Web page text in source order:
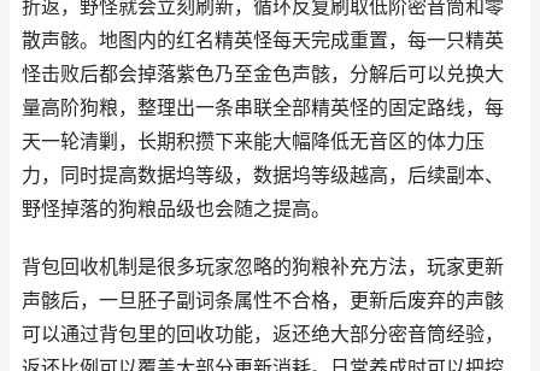
折返，野怪就会立刻刷新，循环反复刷取低阶密音筒和零
散声骸。地图内的红名精英怪每天完成重置，每一只精英
怪击败后都会掉落紫色乃至金色声骸，分解后可以兑换大
量高阶狗粮，整理出一条串联全部精英怪的固定路线，每
天一轮清剿，长期积攒下来能大幅降低无音区的体力压
力，同时提高数据坞等级，数据坞等级越高，后续副本、
野怪掉落的狗粮品级也会随之提高。
背包回收机制是很多玩家忽略的狗粮补充方法，玩家更新
声骸后，一旦胚子副词条属性不合格，更新后废弃的声骸
可以通过背包里的回收功能，返还绝大部分密音筒经验，